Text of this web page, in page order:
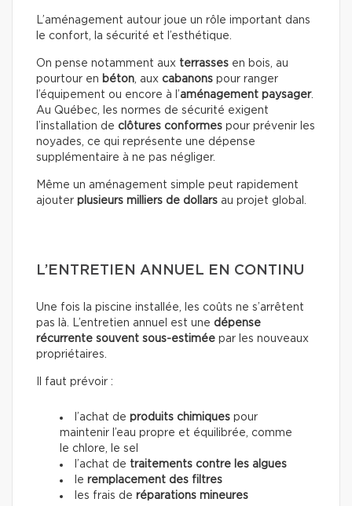
L’aménagement autour joue un rôle important dans
le confort, la sécurité et l’esthétique.
On pense notamment aux terrasses en bois, au
pourtour en béton, aux cabanons pour ranger
l’équipement ou encore à l’aménagement paysager.
Au Québec, les normes de sécurité exigent
l’installation de clôtures conformes pour prévenir les
noyades, ce qui représente une dépense
supplémentaire à ne pas négliger.
Même un aménagement simple peut rapidement
ajouter plusieurs milliers de dollars au projet global.
L’ENTRETIEN ANNUEL EN CONTINU
Une fois la piscine installée, les coûts ne s’arrêtent
pas là. L’entretien annuel est une dépense
récurrente souvent sous-estimée par les nouveaux
propriétaires.
Il faut prévoir :
l’achat de produits chimiques pour
maintenir l’eau propre et équilibrée, comme
le chlore, le sel
l’achat de traitements contre les algues
le remplacement des filtres
les frais de réparations mineures